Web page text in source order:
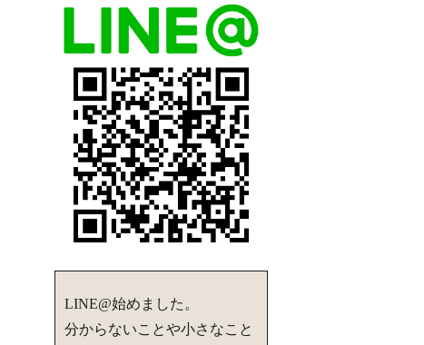
LINE@始めました。
分からないことや小さなこと